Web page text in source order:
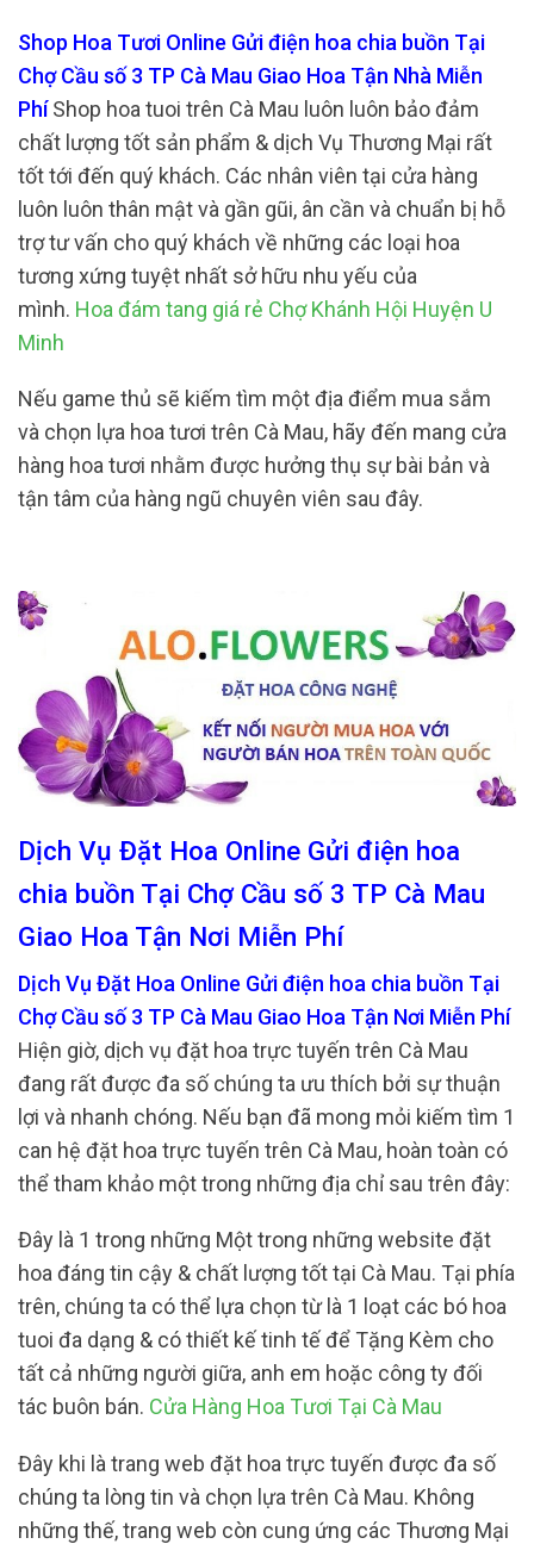
Shop Hoa Tươi Online Gửi điện hoa chia buồn Tại
Chợ Cầu số 3 TP Cà Mau Giao Hoa Tận Nhà Miễn
PhíShop hoa tuoi trên Cà Mau luôn luôn bảo đảm
chất lượng tốt sản phẩm & dịch Vụ Thương Mại rất
tốt tới đến quý khách. Các nhân viên tại cửa hàng
luôn luôn thân mật và gần gũi, ân cần và chuẩn bị hỗ
trợ tư vấn cho quý khách về những các loại hoa
tương xứng tuyệt nhất sở hữu nhu yếu của
mình. Hoa đám tang giá rẻ Chợ Khánh Hội Huyện U
Minh
Nếu game thủ sẽ kiếm tìm một địa điểm mua sắm
và chọn lựa hoa tươi trên Cà Mau, hãy đến mang cửa
hàng hoa tươi nhằm được hưởng thụ sự bài bản và
tận tâm của hàng ngũ chuyên viên sau đây.
Dịch Vụ Đặt Hoa Online Gửi điện hoa
chia buồn Tại Chợ Cầu số 3 TP Cà Mau
Giao Hoa Tận Nơi Miễn Phí
Dịch Vụ Đặt Hoa Online Gửi điện hoa chia buồn Tại
Chợ Cầu số 3 TP Cà Mau Giao Hoa Tận Nơi Miễn Phí
Hiện giờ, dịch vụ đặt hoa trực tuyến trên Cà Mau
đang rất được đa số chúng ta ưu thích bởi sự thuận
lợi và nhanh chóng. Nếu bạn đã mong mỏi kiếm tìm 1
can hệ đặt hoa trực tuyến trên Cà Mau, hoàn toàn có
thể tham khảo một trong những địa chỉ sau trên đây:
Đây là 1 trong những Một trong những website đặt
hoa đáng tin cậy & chất lượng tốt tại Cà Mau. Tại phía
trên, chúng ta có thể lựa chọn từ là 1 loạt các bó hoa
tuoi đa dạng & có thiết kế tinh tế để Tặng Kèm cho
tất cả những người giữa, anh em hoặc công ty đối
tác buôn bán. Cửa Hàng Hoa Tươi Tại Cà Mau
Đây khi là trang web đặt hoa trực tuyến được đa số
chúng ta lòng tin và chọn lựa trên Cà Mau. Không
những thế, trang web còn cung ứng các Thương Mại